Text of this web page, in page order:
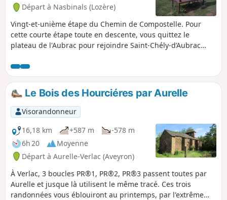
Départ à Nasbinals (Lozère)
Vingt-et-unième étape du Chemin de Compostelle. Pour
cette courte étape toute en descente, vous quittez le
plateau de l'Aubrac pour rejoindre Saint-Chély-d’Aubrac
chemin entre le plateau de l’Aubrac et la vallée du Lot.
Le Bois des Hourciéres par Aurelle
Visorandonneur
16,18 km
+587 m
-578 m
6h 20
Moyenne
Départ à Aurelle-Verlac (Aveyron)
À Verlac, 3 boucles PR®1, PR®2, PR®3 passent toutes par
Aurelle et jusque là utilisent le même tracé. Ces trois
randonnées vous éblouiront au printemps, par l'extrême